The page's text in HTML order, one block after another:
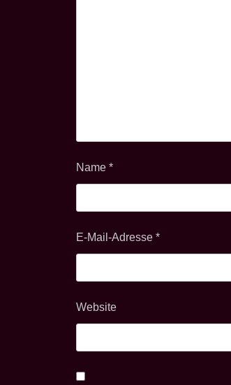
Name*
E-Mail-Adresse*
Website